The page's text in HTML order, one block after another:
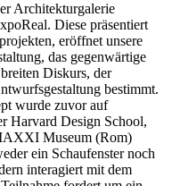
Architekturgalerie
Diese präsentiert
eröffnet unsere
das gegenwärtige
Diskurs, der
bestimmt.
wurde zuvor auf
Harvard Design School,
Museum (Rom)
ein Schaufenster noch
interagiert mit dem